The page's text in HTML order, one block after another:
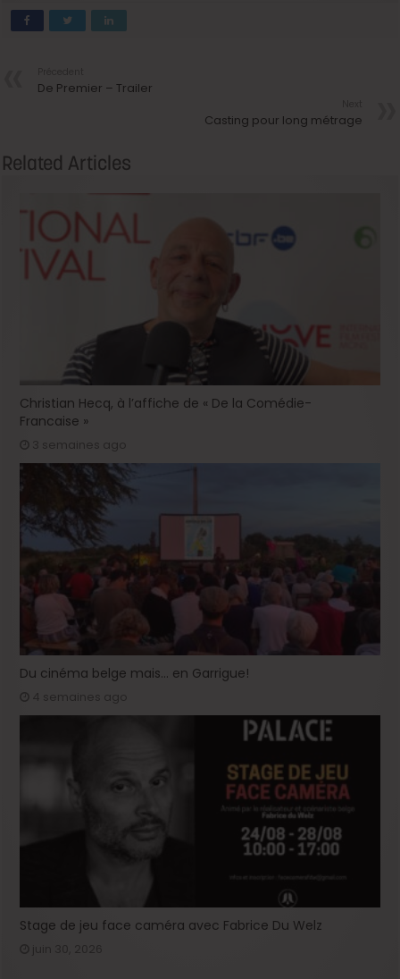
De Premier – Trailer
Casting pour long métrage
Related Articles
Christian Hecq, à l’affiche de « De la Comédie-
Francaise »
3 semaines ago
Du cinéma belge mais… en Garrigue!
4 semaines ago
Stage de jeu face caméra avec Fabrice Du Welz